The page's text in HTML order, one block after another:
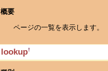
概要
ページの一覧を表示します。
lookup†